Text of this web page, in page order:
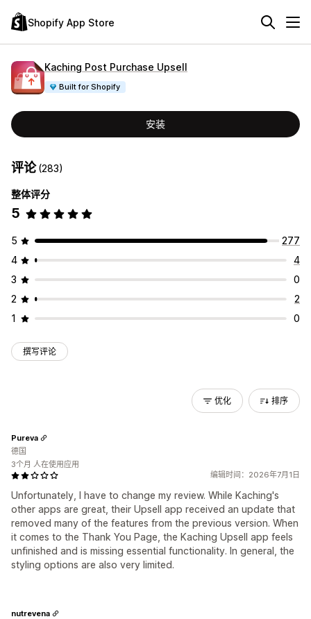
Shopify App Store
Kaching Post Purchase Upsell
Built for Shopify
安装
评论(283)
整体评分
5
5
277
4
4
3
0
2
2
1
0
撰写评论
优化 排序
编辑时间：2026年7月1日
Unfortunately, I have to change my review. While Kaching's
other apps are great, their Upsell app received an update that
removed many of the features from the previous version. When
it comes to the Thank You Page, the Kaching Upsell app feels
unfinished and is missing essential functionality. In general, the
styling options are also very limited.
Pureva
德国
3个月 人在使用应用
nutrevena